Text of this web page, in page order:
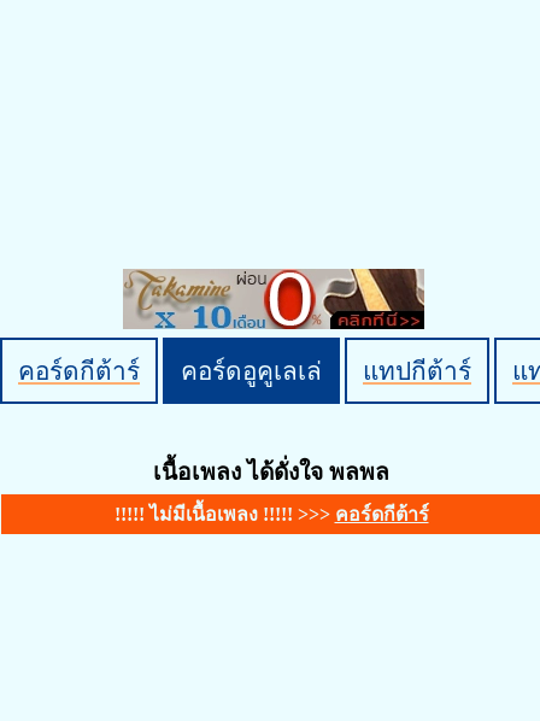
คอร์ดกีต้าร์ คอร์ดอูคูเลเล่ แทปกีต้าร์ แ
เนื้อเพลง ได้ดั่งใจ พลพล
!!!!! ไม่มีเนื้อเพลง !!!!! >>> คอร์ดกีต้าร์